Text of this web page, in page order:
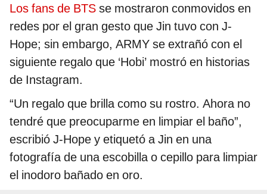
Los fans de BTS se mostraron conmovidos en
redes por el gran gesto que Jin tuvo con J-
Hope; sin embargo, ARMY se extrañó con el
siguiente regalo que ‘Hobi’ mostró en historias
de Instagram.
“Un regalo que brilla como su rostro. Ahora no
tendré que preocuparme en limpiar el baño”,
escribió J-Hope y etiquetó a Jin en una
fotografía de una escobilla o cepillo para limpiar
el inodoro bañado en oro.